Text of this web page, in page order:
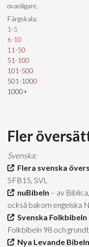
ovanligare.
Färgskala:
1-5
6-10
11-50
51-100
101-500
501-1000
1000+
Fler
Svenska:
Flera svenska
SFB15, SVL
nuBibeln – av
också bakom engelska
Svenska Folkbibeln
Folkbibeln 98 och
Nya Levande Bibeln